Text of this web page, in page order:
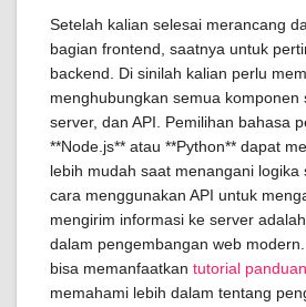
Setelah kalian selesai merancang
bagian frontend, saatnya untuk
backend. Di sinilah kalian perlu
menghubungkan semua komponen
server, dan API. Pemilihan bahasa
**Node.js** atau **Python** dapat
lebih mudah saat menangani logika
cara menggunakan API untuk
mengirim informasi ke server
dalam pengembangan web
bisa memanfaatkan tutorial
memahami lebih dalam tentang